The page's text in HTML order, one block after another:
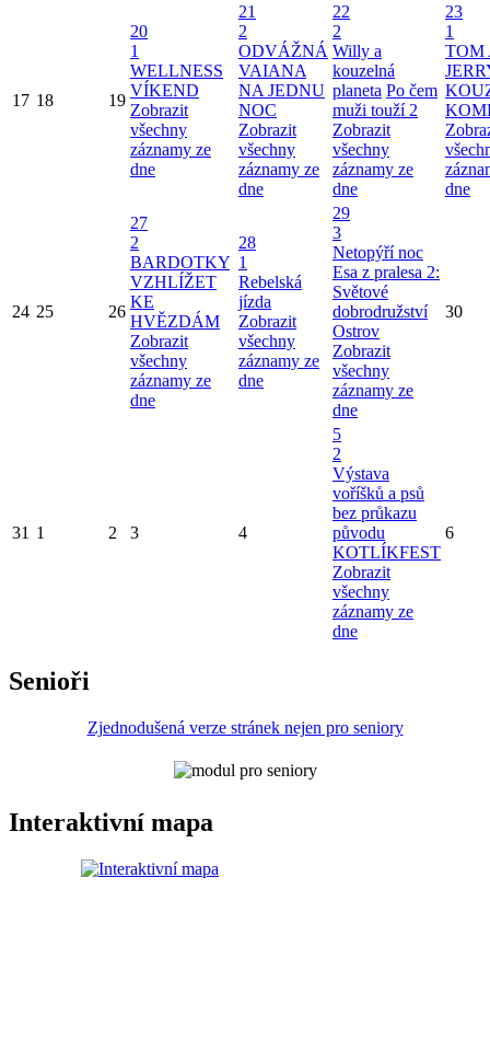
17 18 19
20
1
WELLNESS
VÍKEND
Zobrazit
všechny
záznamy ze
dne
21
2
ODVÁŽNÁ
VAIANA
NA JEDNU
NOC
Zobrazit
všechny
záznamy ze
dne
22
2
Willy a
kouzelná
planeta Po čem
muži touží 2
Zobrazit
všechny
záznamy ze
dne
23
1
TOM
dne
24 25 26
27
2
BARDOTKY
VZHLÍŽET
KE
HVĚZDÁM
Zobrazit
všechny
záznamy ze
dne
28
1
Rebelská
jízda
Zobrazit
všechny
záznamy ze
dne
29
3
Netopýří noc
Esa z pralesa 2:
Světové
dobrodružství
Ostrov
Zobrazit
všechny
záznamy ze
dne
30
31 1 2 3 4
5
2
Výstava
voříšků a psů
bez průkazu
původu
KOTLÍKFEST
Zobrazit
všechny
záznamy ze
dne
6
Senioři
Zjednodušená verze stránek nejen pro seniory
Interaktivní mapa